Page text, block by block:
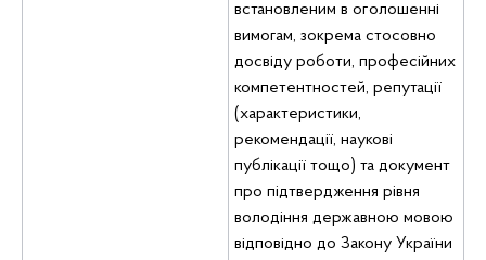
встановленим в оголошенні
вимогам, зокрема стосовно
досвіду роботи, професійних
компетентностей, репутації
(характеристики,
рекомендації, наукові
публікації тощо) та документ
про підтвердження рівня
володіння державною мовою
відповідно до Закону України